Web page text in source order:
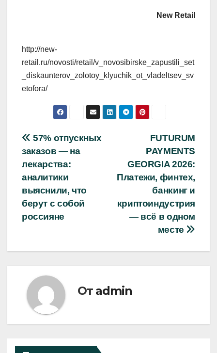
New Retail
http://new-
retail.ru/novosti/retail/v_novosibirske_zapustili_set
_diskaunterov_zolotoy_klyuchik_ot_vladeltsev_sv
etofora/
Навигация
по
записям
FUTURUM
PAYMENTS
GEORGIA 2026:
Платежи, финтех,
банкинг и
криптоиндустрия
— всё в одном
месте
57% отпускных
заказов — на
лекарства:
аналитики
выяснили, что
берут с собой
россияне
От admin